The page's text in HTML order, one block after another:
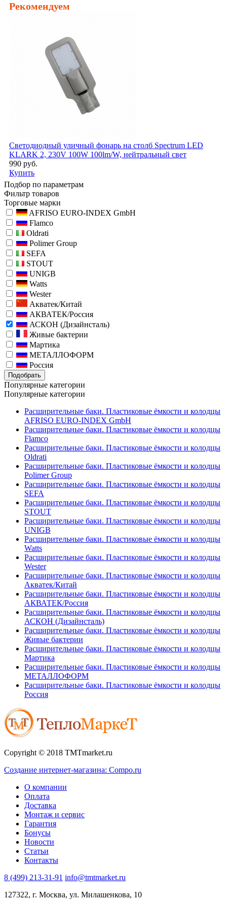
Рекомендуем
Светодиодный уличный фонарь на столб Spectrum LED
KLARK 2, 230V 100W 100lm/W, нейтральный свет
990 руб.
Купить
Подбор по параметрам
Фильтр товаров
Торговые марки
AFRISO EURO-INDEX GmbH
Flamco
Oldrati
Polimer Group
SEFA
STOUT
UNIGB
Watts
Wester
Акватек/Китай
АКВАТЕК/Россия
АСКОН (Дизайнсталь)
Живые бактерии
Мартика
МЕТАЛЛОФОРМ
Россия
Подобрать
Популярные категории
Популярные категории
Расширительные баки. Пластиковые ёмкости и колодцы
AFRISO EURO-INDEX GmbH
Расширительные баки. Пластиковые ёмкости и колодцы
Flamco
Расширительные баки. Пластиковые ёмкости и колодцы
Oldrati
Расширительные баки. Пластиковые ёмкости и колодцы
Polimer Group
Расширительные баки. Пластиковые ёмкости и колодцы
SEFA
Расширительные баки. Пластиковые ёмкости и колодцы
STOUT
Расширительные баки. Пластиковые ёмкости и колодцы
UNIGB
Расширительные баки. Пластиковые ёмкости и колодцы
Watts
Расширительные баки. Пластиковые ёмкости и колодцы
Wester
Расширительные баки. Пластиковые ёмкости и колодцы
Акватек/Китай
Расширительные баки. Пластиковые ёмкости и колодцы
АКВАТЕК/Россия
Расширительные баки. Пластиковые ёмкости и колодцы
АСКОН (Дизайнсталь)
Расширительные баки. Пластиковые ёмкости и колодцы
Живые бактерии
Расширительные баки. Пластиковые ёмкости и колодцы
Мартика
Расширительные баки. Пластиковые ёмкости и колодцы
МЕТАЛЛОФОРМ
Расширительные баки. Пластиковые ёмкости и колодцы
Россия
Copyright © 2018 TMTmarket.ru
Создание интернет-магазина: Compo.ru
О компании
Оплата
Доставка
Монтаж и сервис
Гарантия
Бонусы
Новости
Статьи
Контакты
8 (499) 213-31-91 info@tmtmarket.ru
127322, г. Москва, ул. Милашенкова, 10